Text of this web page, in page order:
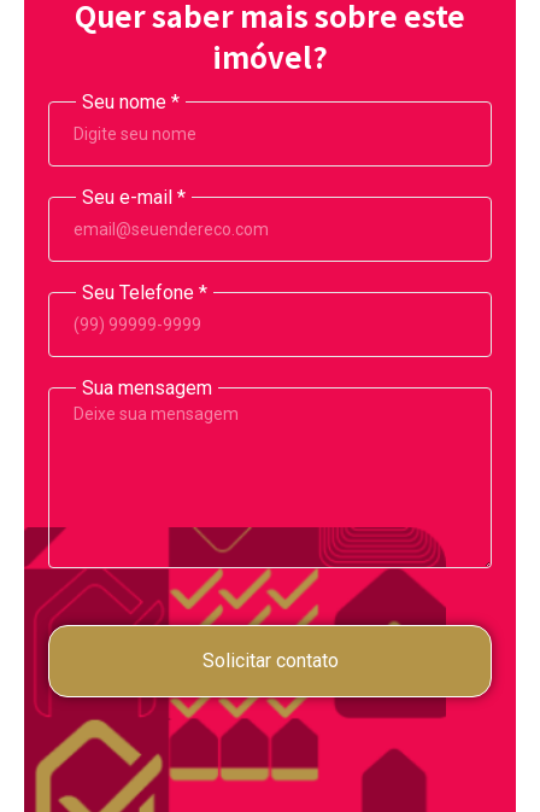
Quer saber mais sobre este
imóvel?
Seu nome *
Seu e-mail *
Seu Telefone *
Sua mensagem
Solicitar contato